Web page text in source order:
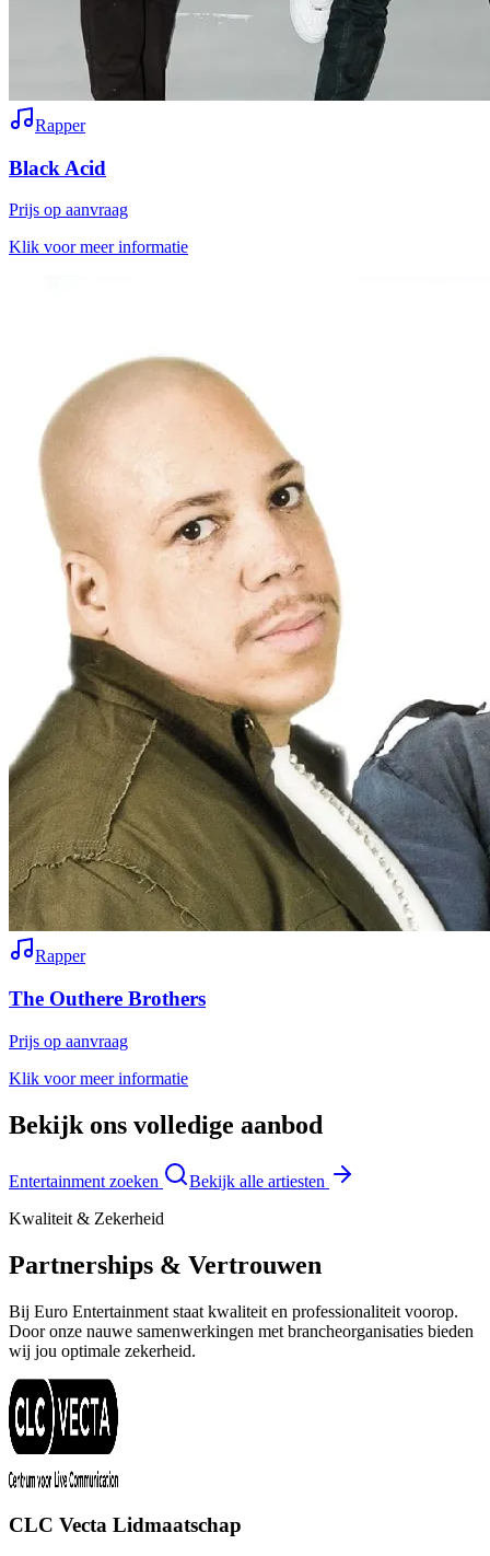
Rapper
Black Acid
Prijs op aanvraag
Klik voor meer informatie
Rapper
The Outhere Brothers
Prijs op aanvraag
Klik voor meer informatie
Bekijk ons volledige aanbod
Entertainment zoeken
Bekijk alle artiesten
Kwaliteit & Zekerheid
Partnerships & Vertrouwen
Bij Euro Entertainment staat kwaliteit en professionaliteit voorop.
Door onze nauwe samenwerkingen met brancheorganisaties bieden
wij jou optimale zekerheid.
CLC Vecta Lidmaatschap